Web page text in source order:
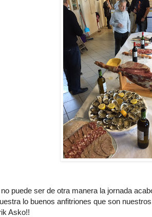
puede ser de otra manera la jornada
lo buenos anfitriones que son
Asko!!